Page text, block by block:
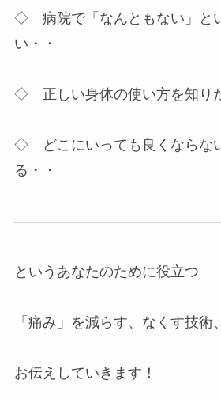
◇ 病院で「なんともない」と
い・・
◇ 正しい身体の使い方を知り
◇ どこにいっても良くならな
る・・
というあなたのために役立つ
「痛み」を減らす、なくす技術
お伝えしていきます！